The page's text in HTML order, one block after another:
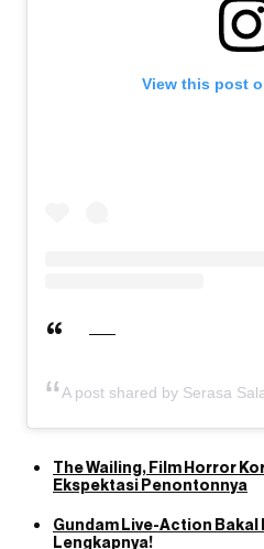
View this post
A post shared by Serasa
The Wailing, Film Horror
Ekspektasi Penontonnya
Gundam Live-Action Bakal
Lengkapnya!